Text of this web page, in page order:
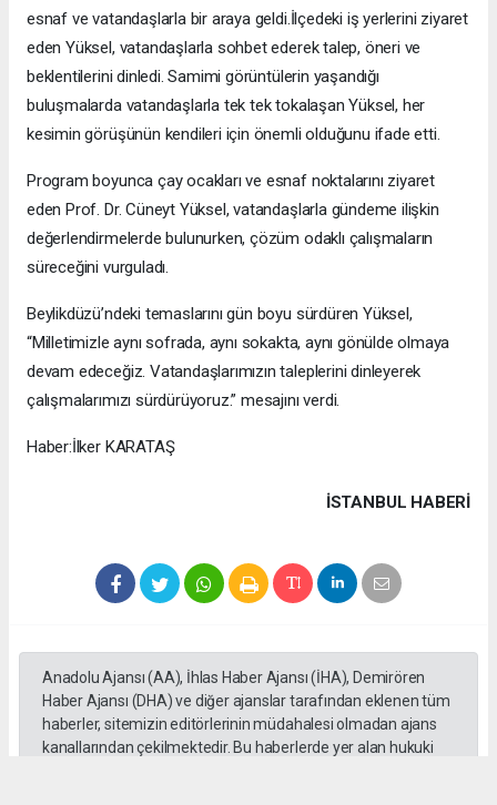
esnaf ve vatandaşlarla bir araya geldi.İlçedeki iş yerlerini ziyaret
eden Yüksel, vatandaşlarla sohbet ederek talep, öneri ve
beklentilerini dinledi. Samimi görüntülerin yaşandığı
buluşmalarda vatandaşlarla tek tek tokalaşan Yüksel, her
kesimin görüşünün kendileri için önemli olduğunu ifade etti.
Program boyunca çay ocakları ve esnaf noktalarını ziyaret
eden Prof. Dr. Cüneyt Yüksel, vatandaşlarla gündeme ilişkin
değerlendirmelerde bulunurken, çözüm odaklı çalışmaların
süreceğini vurguladı.
Beylikdüzü’ndeki temaslarını gün boyu sürdüren Yüksel,
“Milletimizle aynı sofrada, aynı sokakta, aynı gönülde olmaya
devam edeceğiz. Vatandaşlarımızın taleplerini dinleyerek
çalışmalarımızı sürdürüyoruz.” mesajını verdi.
Haber:İlker KARATAŞ
İSTANBUL HABERİ
Anadolu Ajansı (AA), İhlas Haber Ajansı (İHA), Demirören
Haber Ajansı (DHA) ve diğer ajanslar tarafından eklenen tüm
haberler, sitemizin editörlerinin müdahalesi olmadan ajans
kanallarından çekilmektedir. Bu haberlerde yer alan hukuki